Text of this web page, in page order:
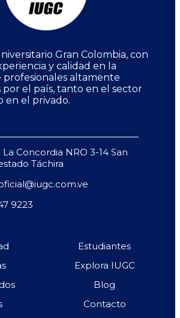
Gran Colombia, con
y calidad en la
profesionales altamente
el país, tanto en el sector
en el privado.
La Concordia NRO 3-14 San
Táchira
9223
Estudiantes
Explora IUGC
Blog
Contacto